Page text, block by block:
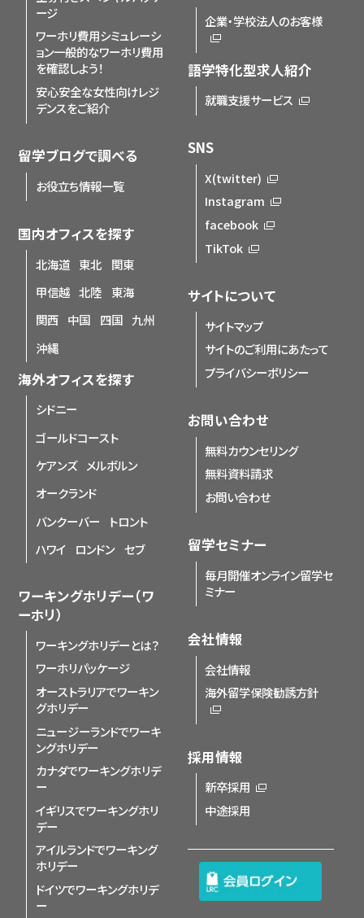
ージ
ワーホリ費用シミュレーシ
ョン一般的なワーホリ費用
を確認しよう！
安心安全な女性向けレジ
デンスをご紹介
留学ブログで調べる
お役立ち情報一覧
国内オフィスを探す
北海道 東北
関東
甲信越 北陸
東海
関西 中国 四国 九州
沖縄
海外オフィスを探す
シドニー
ゴールドコースト
ケアンズ
メルボルン
オークランド
バンクーバー
トロント
ハワイ
ロンドン セブ
ワーキングホリデー（ワ
ーホリ）
ワーキングホリデーとは？
ワーホリパッケージ
オーストラリアでワーキン
グホリデー
ニュージーランドでワーキ
ングホリデー
カナダでワーキングホリデ
ー
イギリスでワーキングホリ
デー
アイルランドでワーキング
ホリデー
ドイツでワーキングホリデ
ー
企業・学校法人のお客様
語学特化型求人紹介
就職支援サービス
SNS
X(twitter)
Instagram
facebook
TikTok
サイトについて
サイトマップ
サイトのご利用にあたって
プライバシーポリシー
お問い合わせ
無料カウンセリング
無料資料請求
お問い合わせ
留学セミナー
毎月開催オンライン留学セ
ミナー
会社情報
会社情報
海外留学保険勧誘方針
採用情報
新卒採用
中途採用